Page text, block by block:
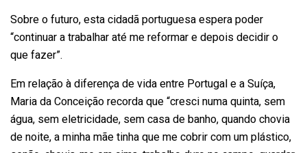
Sobre o futuro, esta cidadã portuguesa espera poder
“continuar a trabalhar até me reformar e depois decidir o
que fazer”.
Em relação à diferença de vida entre Portugal e a Suíça,
Maria da Conceição recorda que “cresci numa quinta, sem
água, sem eletricidade, sem casa de banho, quando chovia
de noite, a minha mãe tinha que me cobrir com um plástico,